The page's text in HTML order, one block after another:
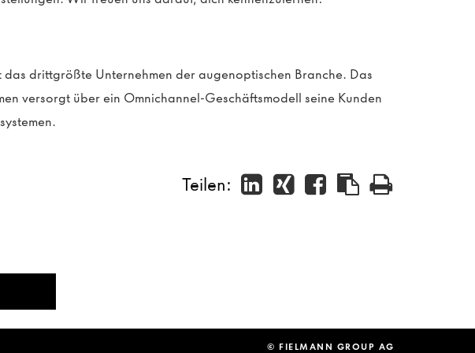
drittgrößte Unternehmen der augenoptischen Branche. Das
versorgt über ein Omnichannel-Geschäftsmodell seine Kunden
Teilen:
© FIELMANN GROUP AG